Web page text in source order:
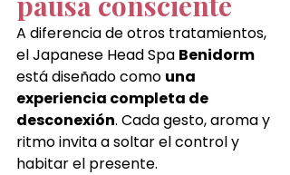
A diferencia de otros tratamientos,
el Japanese Head Spa Benidorm
está diseñado como una
experiencia completa de
desconexión. Cada gesto, aroma y
ritmo invita a soltar el control y
habitar el presente.